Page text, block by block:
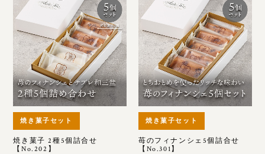
焼き菓子セット
焼き菓子 2種5個詰合せ
【No.202】
焼き菓子セット
苺のフィナンシェ5個詰合せ
【No.301】